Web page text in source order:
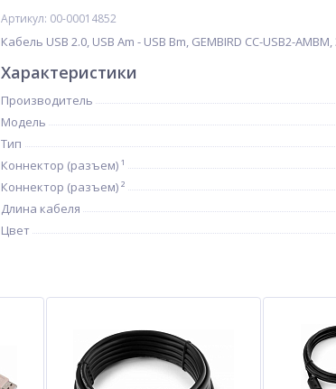
Артикул: 00-00014852
Кабель USB 2.0, USB Am - USB Bm, GEMBIRD CC-USB2-
Характеристики
Производитель
Модель
Тип
Коннектор (разъем) ¹
Коннектор (разъем) ²
Длина кабеля
Цвет